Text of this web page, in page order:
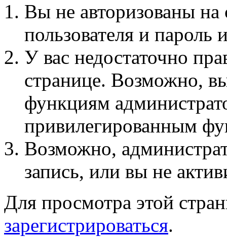
Вы не авторизованы на
пользователя и пароль
У вас недостаточно
странице. Возможно,
функциям
привилегированным
Возможно,
запись, или вы не
Для просмотра этой
зарегистрироваться.